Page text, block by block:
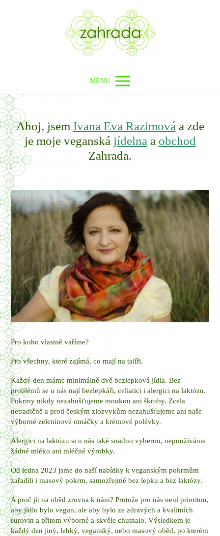
MENU
Ahoj, jsem Ivana Eva Razimová a zde
je moje veganská jídelna a obchod
Zahrada.
Pro koho vlastně vaříme?
Pro všechny, které zajímá, co mají na talíři.
Každý den máme minimálně dvě bezlepková jídla. Bez
problémů se u nás nají bezlepkáři, celiatici i alergici na laktózu.
Pokrmy nikdy nezahušťujeme moukou ani škroby. Zcela
netradičně a proti českým zlozvykům nezahušťujeme ani naše
výborné zeleninové omáčky a krémové polévky.
Alergici na laktózu si u nás také snadno vyberou, nepoužíváme
žádné mléko ani mléčné výrobky.
Od ledna 2023 jsme do naší nabídky k veganským pokrmům
zařadili i masový pokrm, samozřejmě bez lepku a bez laktózy.
A proč jít na oběd zrovna k nám? Protože pro nás není prioritou,
aby jídlo bylo vegan, ale aby bylo ze zdravých a kvalitních
surovin a přitom výborné a skvěle chutnalo. Výsledkem je
každý den jiný, lehký, veganský, nebo masový oběd, po kterém